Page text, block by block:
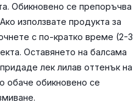
Обикновено се препоръчва
използвате продукта за
с по-кратко време (2-3
Оставянето на балсама
лек лилав оттенък на
обаче обикновено се